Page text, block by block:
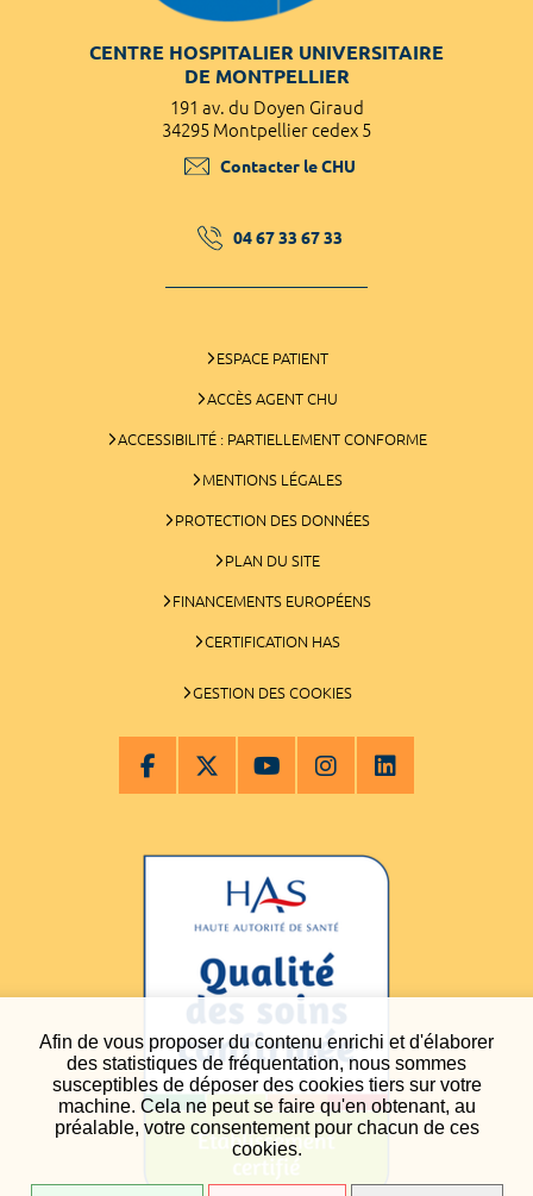
Afin de vous proposer du contenu enrichi et d'élaborer
des statistiques de fréquentation, nous sommes
susceptibles de déposer des cookies tiers sur votre
machine. Cela ne peut se faire qu'en obtenant, au
préalable, votre consentement pour chacun de ces
cookies.
CENTRE HOSPITALIER UNIVERSITAIRE
DE MONTPELLIER
191 av. du Doyen Giraud
34295 Montpellier cedex 5
Contacter le CHU
04 67 33 67 33
ESPACE PATIENT
ACCÈS AGENT CHU
ACCESSIBILITÉ : PARTIELLEMENT CONFORME
MENTIONS LÉGALES
PROTECTION DES DONNÉES
PLAN DU SITE
FINANCEMENTS EUROPÉENS
CERTIFICATION HAS
GESTION DES COOKIES